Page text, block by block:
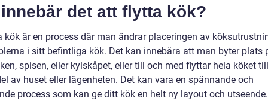
det att flytta kök?
kök är en process där man ändrar placeringen av
i sitt befintliga kök. Det kan innebära att man byter plats
spisen, eller kylskåpet, eller till och med flyttar hela köket
av huset eller lägenheten. Det kan vara en spännande och
process som kan ge ditt kök en helt ny layout och utseende.